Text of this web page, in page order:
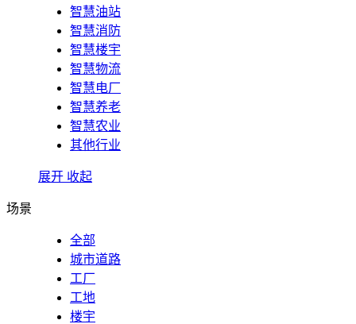
智慧油站
智慧消防
智慧楼宇
智慧物流
智慧电厂
智慧养老
智慧农业
其他行业
展开 收起
场景
全部
城市道路
工厂
工地
楼宇